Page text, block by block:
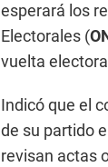
esperará los
Electorales (
vuelta
Indicó que el
de su partido
revisan actas